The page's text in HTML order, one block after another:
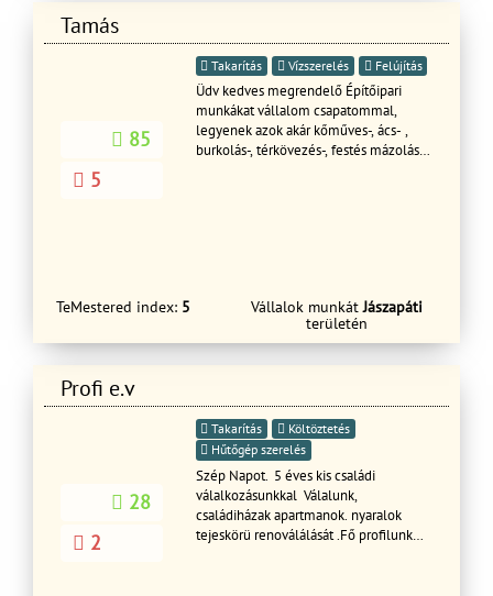
Tamás
85
5
Takarítás Vízszerelés Felújítás
Üdv kedves megrendelő Építőipari
munkákat vállalom csapatommal,
legyenek azok akár kőműves-, ács- ,
burkolás-, térkövezés-, festés mázolás
TeMestered index: 5 Vállalok munkátJászapáti
területén
Profi e.v
28
2
Takarítás
Költöztetés
Hűtőgép szerelés
Szép Napot. 5 éves kis családi
válalkozásunkkal Válalunk,
családiházak apartmanok. nyaralok
tejeskörü renoválálását .Fő profilunk